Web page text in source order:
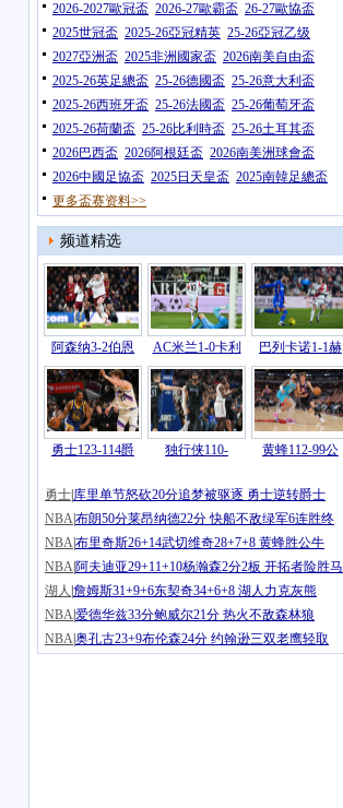
2026-2027歐冠盃 2026-27歐霸盃 26-27歐協盃
2025世冠盃 2025-26亞冠精英 25-26亞冠乙级
2027亞洲盃 2025非洲國家盃 2026南美自由盃
2025-26英足總盃 25-26德國盃 25-26意大利盃
2025-26西班牙盃 25-26法國盃 25-26葡萄牙盃
2025-26荷蘭盃 25-26比利時盃 25-26土耳其盃
2026巴西盃 2026阿根廷盃 2026南美洲球會盃
2026中國足協盃 2025日天皇盃 2025南韓足總盃
更多盃赛资料>>
频道精选
阿森纳3-2伯恩 AC米兰1-0卡利 巴列卡诺1-1赫
勇士123-114爵 独行侠110-
黄蜂112-99公
勇士 库里单节怒砍20分追梦被驱逐 勇士逆转爵士
NBA布朗50分莱昂纳德22分 快船不敌绿军6连胜终
NBA布里奇斯26+14武切维奇28+7+8 黄蜂胜公牛
NBA 阿夫迪亚29+11+10杨瀚森2分2板 开拓者险胜马
湖人 詹姆斯31+9+6东契奇34+6+8 湖人力克灰熊
NBA爱德华兹33分鲍威尔21分 热火不敌森林狼
NBA奥孔古23+9布伦森24分 约翰逊三双老鹰轻取